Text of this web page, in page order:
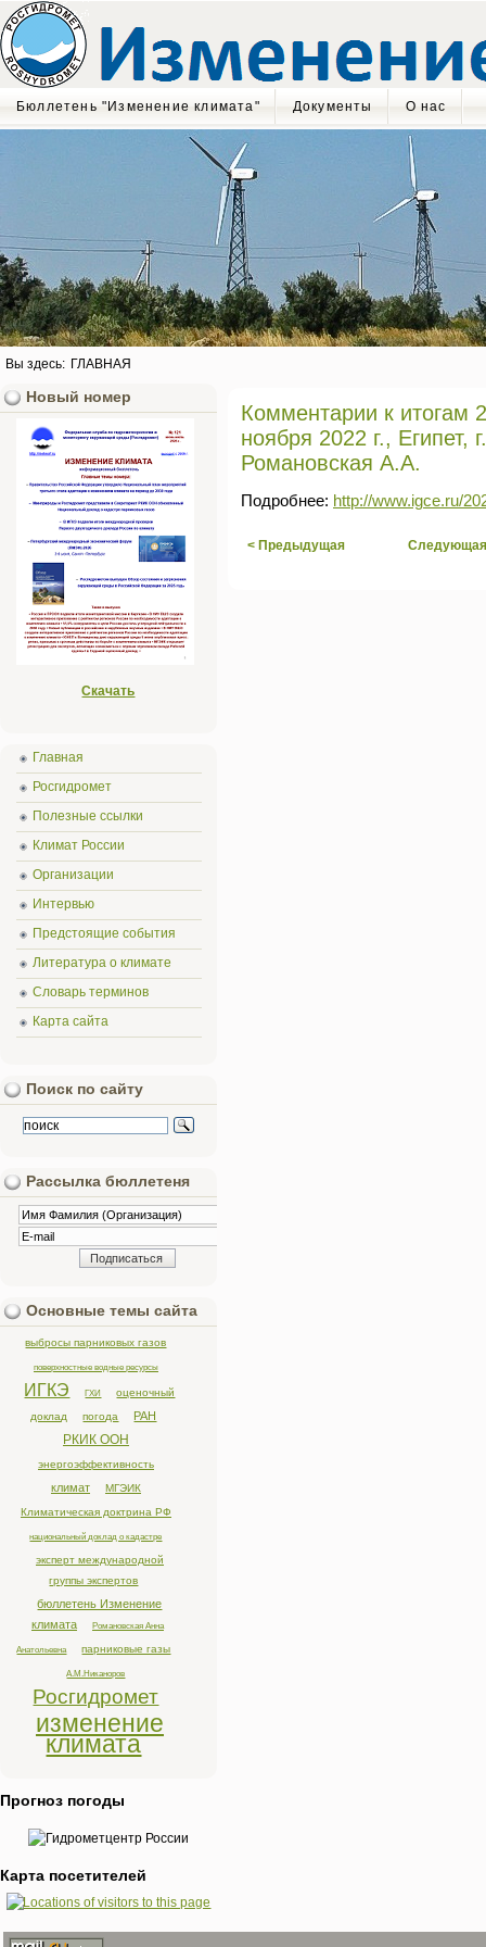
Бюллетень "Изменение климата" Документы О нас
Вы здесь: ГЛАВНАЯ
Комментарии к
ноября 2022 г.,
Романовская А.А.
Подробнее: http://www.igce.ru/
< Предыдущая
Новый номер
Скачать
Главная
Росгидромет
Полезные ссылки
Климат России
Организации
Интервью
Предстоящие события
Литература о климате
Словарь терминов
Карта сайта
Поиск по сайту
Рассылка бюллетеня
Основные темы сайта
выбросы парниковых газов
поверхностные водные ресурсы
ИГКЭ ГХИ
оценочный
доклад
погода РАН
РКИК ООН
энергоэффективность
климат
МГЭИК
Климатическая доктрина РФ
национальный доклад о кадастре
эксперт международной
группы экспертов
бюллетень Изменение
климата
Романовская Анна
Анатольевна парниковые газы
А.М.Никаноров
Росгидромет
изменение
климата
Прогноз погоды
Карта посетителей